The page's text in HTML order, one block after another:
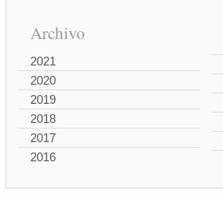
Archivo
2021
2020
2019
2018
2017
2016